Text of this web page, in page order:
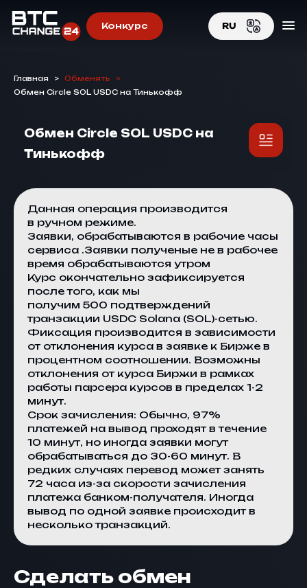
Конкурс RU
Главная > Обменять
>
Обмен Circle SOL USDC на Тинькофф
Обмен Circle SOL USDC на
Тинькофф
Данная операция производится
в ручном режиме.
Заявки, обрабатываются в рабочие часы
сервиса .Заявки полученые не в рабочее
время обрабатываются утром
Курс окончательно зафиксируется
после того, как мы
получим 500 подтверждений
транзакции USDC Solana (SOL)-сетью.
Фиксация производится в зависимости
от отклонения курса в заявке к Бирже в
процентном соотношении. Возможны
отклонения от курса Биржи в рамках
работы парсера курсов в пределах 1-2
минут.
Срок зачисления: Обычно, 97%
платежей на вывод проходят в течение
10 минут, но иногда заявки могут
обрабатываться до 30-60 минут. В
редких случаях перевод может занять
72 часа из-за скорости зачисления
платежа банком-получателя. Иногда
вывод по одной заявке происходит в
несколько транзакций.
Сделать обмен